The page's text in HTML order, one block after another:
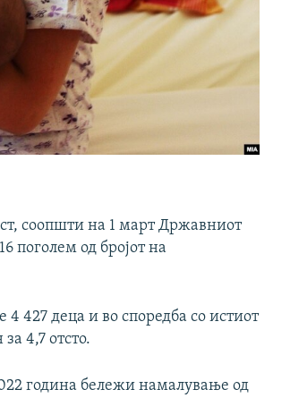
соопшти на 1 март Државниот
поголем од бројот на
427 деца и во споредба со истиот
4,7 отсто.
година бележи намалување од